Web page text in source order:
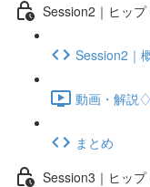
Session2｜ヒッ
Session2｜
動画・解説
まとめ
Session3｜ヒッ